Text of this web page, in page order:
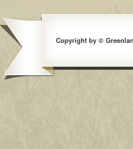
Copyright by ©